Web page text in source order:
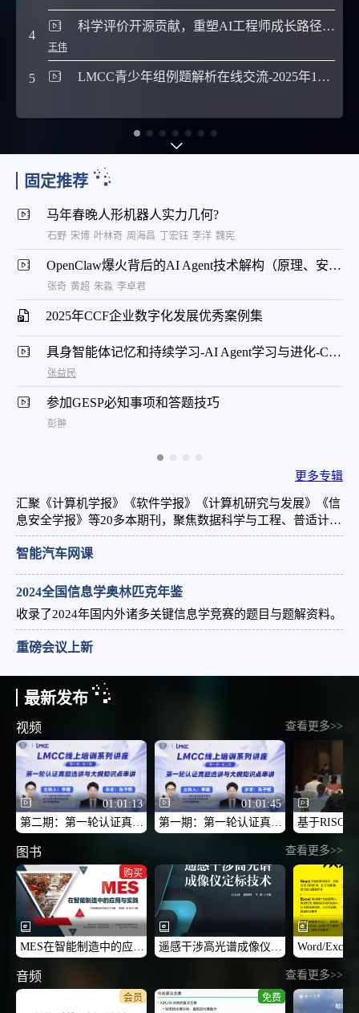
4
科学评价开源贡献，重塑AI工程师成长路径（以 CANN 开源社区为例）-2026CCF未来计算机教育峰会（FCES 2026）
王伟
5 LMCC青少年组例题解析在线交流-2025年10月25日
固定推荐
马年春晚人形机器人实力几何?
石野 宋博 叶林奇 周海昌 丁宏钰 李洋 魏宪
OpenClaw爆火背后的AI Agent技术解构（原理、安全与云上实践）
张奇 黄超 朱淼 李卓君
2025年CCF企业数字化发展优秀案例集
具身智能体记忆和持续学习-AI Agent学习与进化-CNCC 2024
张益民
参加GESP必知事项和答题技巧
彭翀
更多专辑
汇聚《计算机学报》《软件学报》《计算机研究与发展》《信
息安全学报》等20多本期刊，聚焦数据科学与工程、普适计算
与交互、高性能计算等前沿领域，顶尖学者主编团队呈现高质
量学术成果。
智能汽车网课
2024全国信息学奥林匹克年鉴
收录了2024年国内外诸多关键信息学竞赛的题目与题解资料。
重磅会议上新
最新发布
视频 查看更多>>
01:01:13
第二期：第一轮认证真题选讲与大纲知识点串讲2
01:01:45
第一期：第一轮认证真题选讲与大纲知识点串讲1
图书 查看更多>>
购买
MES在智能制造中的应用与实践 遥感干涉高光谱成像仪定标技术
音频 查看更多>>
会员 免费